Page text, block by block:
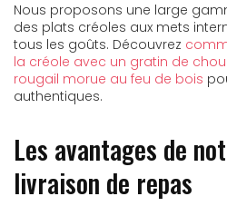
Nous proposons une large
des plats créoles aux mets
tous les goûts. Découvrez
la créole avec un gratin de
rougail morue au feu de bois
authentiques.
Les avantages de
livraison de repas